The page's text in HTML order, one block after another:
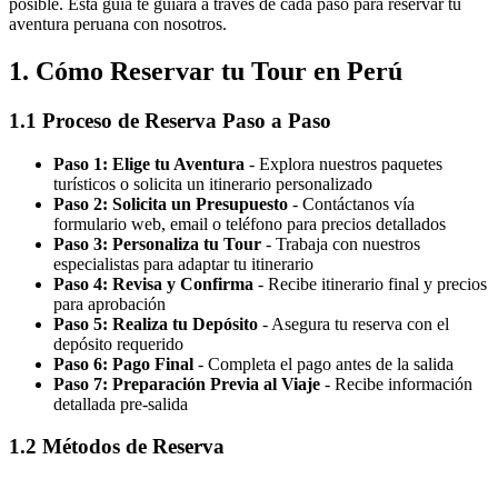
posible. Esta guía te guiará a través de cada paso para reservar tu
aventura peruana con nosotros.
1. Cómo Reservar tu Tour en Perú
1.1 Proceso de Reserva Paso a Paso
Paso 1: Elige tu Aventura - Explora nuestros paquetes
turísticos o solicita un itinerario personalizado
Paso 2: Solicita un Presupuesto - Contáctanos vía
formulario web, email o teléfono para precios detallados
Paso 3: Personaliza tu Tour - Trabaja con nuestros
especialistas para adaptar tu itinerario
Paso 4: Revisa y Confirma - Recibe itinerario final y precios
para aprobación
Paso 5: Realiza tu Depósito - Asegura tu reserva con el
depósito requerido
Paso 6: Pago Final - Completa el pago antes de la salida
Paso 7: Preparación Previa al Viaje - Recibe información
detallada pre-salida
1.2 Métodos de Reserva